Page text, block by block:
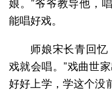
能唱好戏。
师娘宋长青回忆
戏就会唱。”戏曲世
好好上学，学这个没